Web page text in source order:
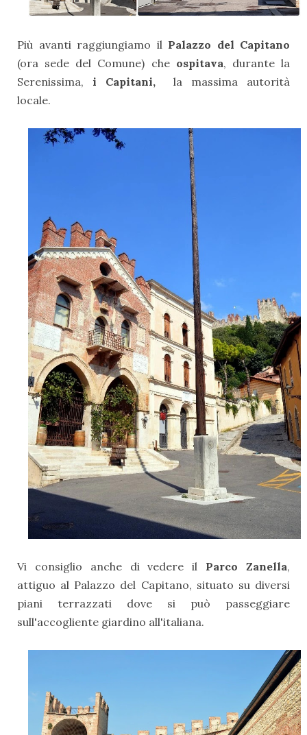
Più avanti raggiungiamo il Palazzo del Capitano
(ora sede del Comune) che ospitava, durante la
Serenissima, i Capitani, la massima autorità
locale.
Vi consiglio anche di vedere il Parco Zanella,
attiguo al Palazzo del Capitano, situato su diversi
piani terrazzati dove si può passeggiare
sull'accogliente giardino all'italiana.